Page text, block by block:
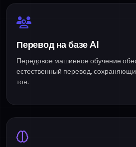
Перевод на базе AI
Передовое машинное обучение
естественный перевод,
тон.